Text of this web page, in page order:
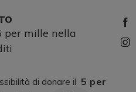
per mille nella
di donare il 5 per